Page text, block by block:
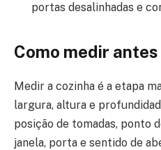
portas desalinhadas e
Como medir
Medir a cozinha é a etapa
largura, altura e
posição de tomadas, ponto
janela, porta e sentido de